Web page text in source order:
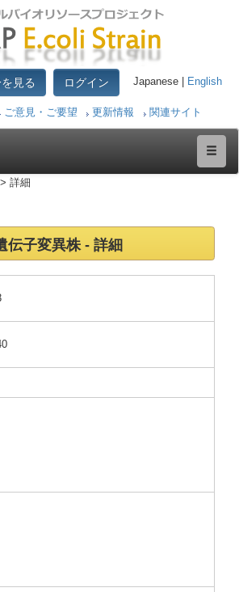
見る ログイン Japanese | English
ご意見・ご要望 更新情報 関連サイト
詳細
伝子変異株 - 詳細